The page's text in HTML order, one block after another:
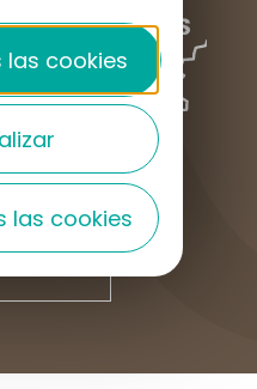
las cookies
las cookies